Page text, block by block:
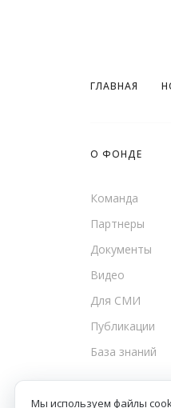
ГЛАВНАЯ
О ФОНДЕ
Команда
Партнеры
Документы
Видео
Для СМИ
Публикации
База знаний
Мы используем файлы